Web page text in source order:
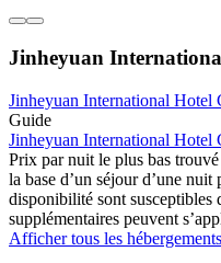
Jinheyuan
Jinheyuan International Hotel
Guide
Jinheyuan International Hotel
Prix par nuit le plus bas
la base d’un séjour d’une
disponibilité sont susceptibles
supplémentaires peuvent
Afficher tous les hébergements